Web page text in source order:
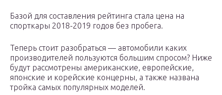
Базой для составления рейтинга стала цена на
спорткары 2018-2019 годов без пробега.
Теперь стоит разобраться — автомобили каких
производителей пользуются большим спросом? Ниже
будут рассмотрены американские, европейские,
японские и корейские концерны, а также названа
тройка самых популярных моделей.